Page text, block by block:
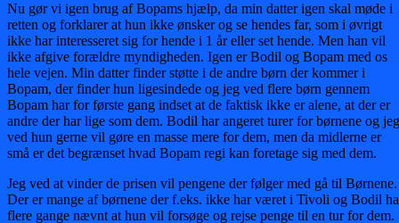
Nu gør vi igen brug af Bopams hjælp, da min datter igen skal møde i
retten og forklarer at hun ikke ønsker og se hendes far, som i øvrigt
ikke har interesseret sig for hende i 1 år eller set hende. Men han vil
ikke afgive forældre myndigheden. Igen er Bodil og Bopam med os
hele vejen. Min datter finder støtte i de andre børn der kommer i
Bopam, der finder hun ligesindede og jeg ved flere børn gennem
Bopam har for første gang indset at de faktisk ikke er alene, at der er
andre der har lige som dem. Bodil har angeret turer for børnene og jeg
ved hun gerne vil gøre en masse mere for dem, men da midlerne er
små er det begrænset hvad Bopam regi kan foretage sig med dem.
Jeg ved at vinder de prisen vil pengene der følger med gå til Børnene.
Der er mange af børnene der f.eks. ikke har været i Tivoli og Bodil
flere gange nævnt at hun vil forsøge og rejse penge til en tur for dem.